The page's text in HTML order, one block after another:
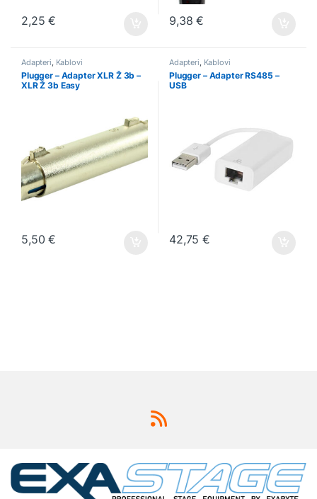
2,25€ 9,38€
Adapteri, Kablovi
Plugger – Adapter XLR Ž 3b –
XLR Ž 3b Easy
5,50€
Adapteri, Kablovi
Plugger – Adapter RS485 –
USB
42,75€